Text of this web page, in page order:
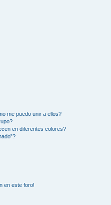
me puedo unir a ellos?
en diferentes colores?
en este foro!